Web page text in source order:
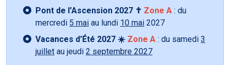
Pont de l’Ascension 2027 ✝️ Zone A : du
mercredi 5 mai au lundi 10 mai 2027
Vacances d’Été 2027 ☀️ Zone A : du samedi 3
juillet au jeudi 2 septembre 2027